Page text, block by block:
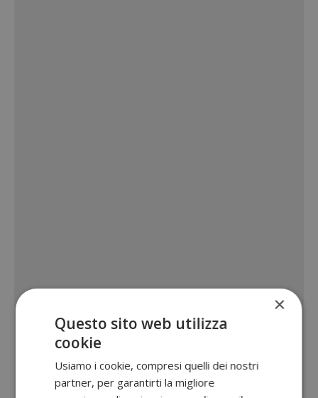
×
Questo sito web utilizza
cookie
Usiamo i cookie, compresi quelli dei nostri
partner, per garantirti la migliore